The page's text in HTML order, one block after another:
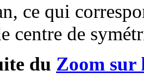
ce qui
centre de
du Zoom sur